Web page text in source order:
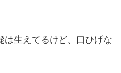
は生えてるけど、口ひげな